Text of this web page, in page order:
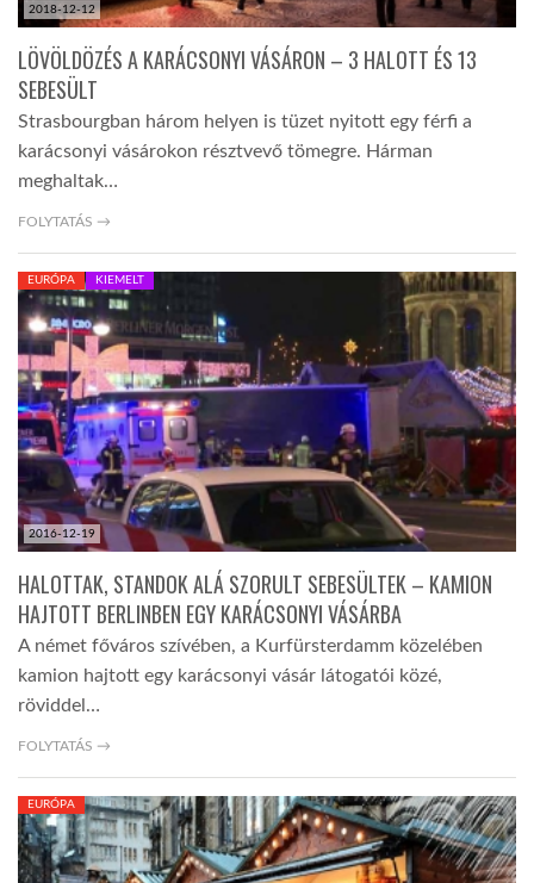
2018-12-12
LÖVÖLDÖZÉS A KARÁCSONYI VÁSÁRON – 3 HALOTT ÉS 13
SEBESÜLT
Strasbourgban három helyen is tüzet nyitott egy férfi a
karácsonyi vásárokon résztvevő tömegre. Hárman
meghaltak…
FOLYTATÁS →
2016-12-19
EURÓPA KIEMELT
HALOTTAK, STANDOK ALÁ SZORULT SEBESÜLTEK – KAMION
HAJTOTT BERLINBEN EGY KARÁCSONYI VÁSÁRBA
A német főváros szívében, a Kurfürsterdamm közelében
kamion hajtott egy karácsonyi vásár látogatói közé,
röviddel…
FOLYTATÁS →
EURÓPA